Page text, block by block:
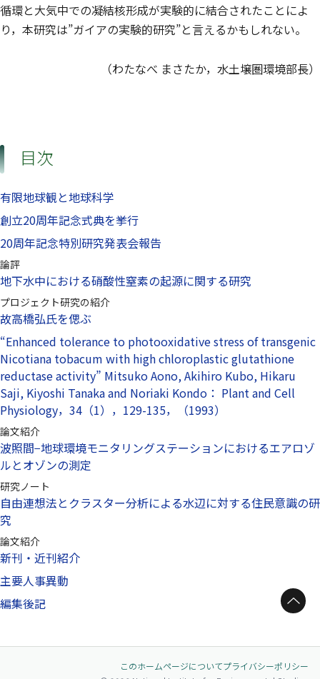
循環と大気中での凝結核形成が実験的に結合されたことによ
り，本研究は”ガイアの実験的研究”と言えるかもしれない。
（わたなべ まさたか，水土壌圏環境部長）
目次
有限地球観と地球科学
創立20周年記念式典を挙行
20周年記念特別研究発表会報告
論評
地下水中における硝酸性窒素の起源に関する研究
プロジェクト研究の紹介
故高橋弘氏を偲ぶ
“Enhanced tolerance to photooxidative stress of transgenic
Nicotiana tobacum with high chloroplastic glutathione
reductase activity” Mitsuko Aono, Akihiro Kubo, Hikaru
Saji, Kiyoshi Tanaka and Noriaki Kondo： Plant and Cell
Physiology，34（1），129-135，（1993）
論文紹介
波照間−地球環境モニタリングステーションにおけるエアロゾ
ルとオゾンの測定
研究ノート
自由連想法とクラスター分析による水辺に対する住民意識の研
究
論文紹介
新刊・近刊紹介
主要人事異動
編集後記
ページトップへ
このホームページについてプライバシーポリシー